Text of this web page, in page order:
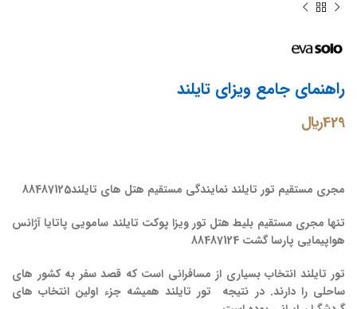
راهنمای جامع ویزای تایلند
429﷼
مجری مستقیم تور تایلند نمایندگی مستقیم هتل های تایلند88487125
تنها مجری مستقیم بلیط هتل تور ویزا پوکت تایلند سامویی پاتایا آژانس
هواپیمایی پارسا گشت 88487124
تور تایلند انتخاب بسیاری از مسافرانی است که قصد سفر به کشور های
ساحلی را دارند. در نتیجه
تور تایلند همیشه جزء اولین انتخاب های